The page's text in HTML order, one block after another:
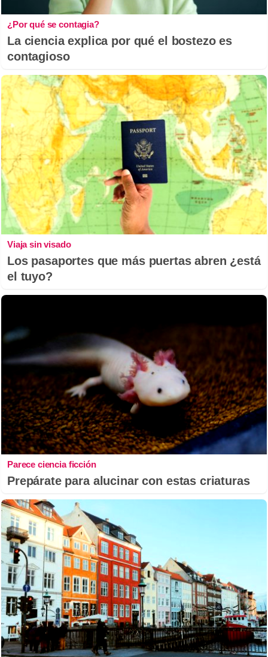
¿Por qué se contagia?
La ciencia explica por qué el bostezo es
contagioso
Viaja sin visado
Los pasaportes que más puertas abren ¿está
el tuyo?
Parece ciencia ficción
Prepárate para alucinar con estas criaturas